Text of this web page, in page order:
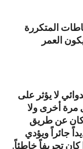
من الإسقاطات المتكررة
العمر
لا يؤثر على
مرة أخرى ولا
كان عن طريق
جائراً ويؤدي
تجريفاً خاطئاً.